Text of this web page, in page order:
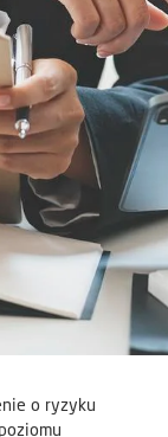
o ryzyku